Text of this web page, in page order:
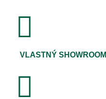
VLASTNÝ SHOWROOM